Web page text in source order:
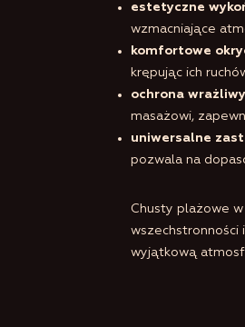
estetyczne
wzmacniające
komfortowe
krępując ich
ochrona
masażowi,
uniwersalne
pozwala na
Chusty plażowe
wszechstronności
wyjątkową